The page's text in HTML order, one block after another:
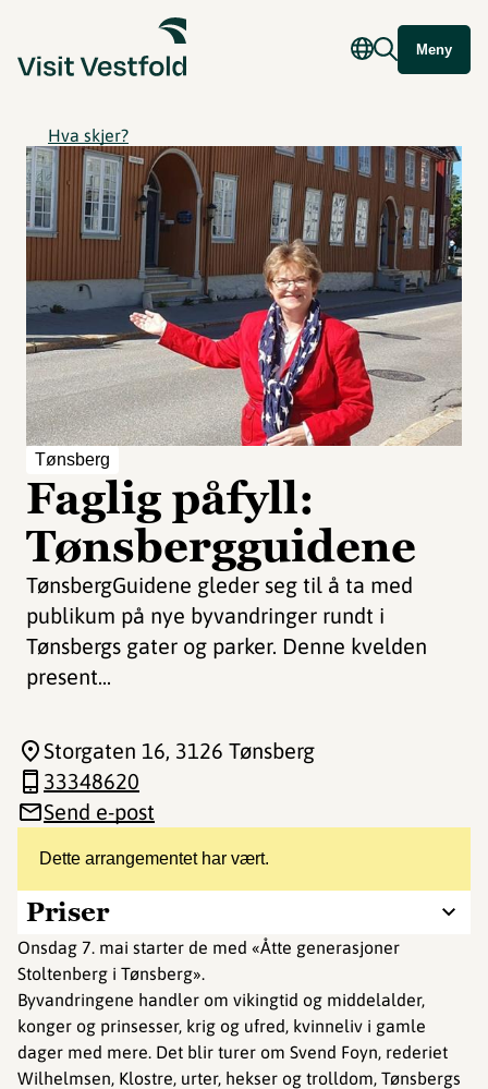
Meny
Hva skjer?
Tønsberg
Faglig påfyll:
Tønsbergguidene
TønsbergGuidene gleder seg til å ta med
publikum på nye byvandringer rundt i
Tønsbergs gater og parker. Denne kvelden
present...
Dette arrangementet har vært.
Priser
Onsdag 7. mai starter de med «Åtte generasjoner
Stoltenberg i Tønsberg».
Byvandringene handler om vikingtid og middelalder,
konger og prinsesser, krig og ufred, kvinneliv i gamle
dager med mere. Det blir turer om Svend Foyn, rederiet
Wilhelmsen, Klostre, urter, hekser og trolldom, Tønsbergs
Storgaten 16, 3126 Tønsberg
33348620
Send e-post